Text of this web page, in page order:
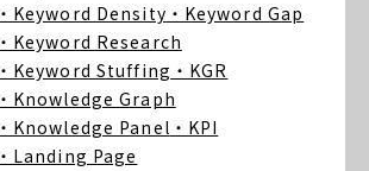
・Keyword Density ・Keyword Gap
・Keyword Research
・Keyword Stuffing ・KGR
・Knowledge Graph
・Knowledge Panel ・KPI
・Landing Page